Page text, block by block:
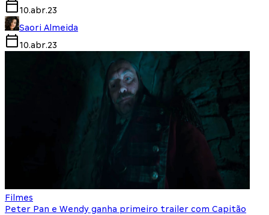
10.abr.23
Saori Almeida
10.abr.23
Filmes
Peter Pan e Wendy ganha primeiro trailer com Capitão